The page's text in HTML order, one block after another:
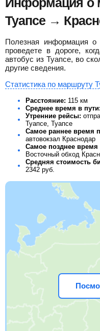
Туапсе →
Полезная информация
проведете в дороге,
автобус из Туапсе, во
другие сведения.
Статистика по маршруту
Расстояние: 115 км
Среднее время в пути:
Утренние рейсы:
Туапсе, Туапсе
Самое раннее время
автовокзал Краснодар
Самое позднее
Восточный обход
Средняя стоимость
2342 руб.